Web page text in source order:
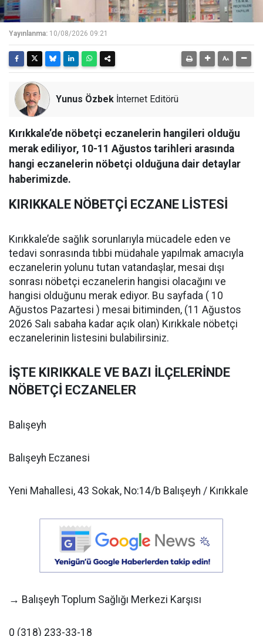
Yayınlanma: 10/08/2026 09:21
Yunus Özbek İnternet Editörü
Kırıkkale’de nöbetçi eczanelerin hangileri olduğu
merak ediliyor, 10-11 Ağustos tarihleri arasında
hangi eczanelerin nöbetçi olduğuna dair detaylar
haberimizde.
KIRIKKALE NÖBETÇİ ECZANE LİSTESİ
Kırıkkale’de sağlık sorunlarıyla mücadele eden ve
tedavi sonrasında tıbbi müdahale yapılmak amacıyla
eczanelerin yolunu tutan vatandaşlar, mesai dışı
sonrası nöbetçi eczanelerin hangisi olacağını ve
hangisi olduğunu merak ediyor. Bu sayfada ( 10
Ağustos Pazartesi ) mesai bitiminden, (11 Ağustos
2026 Salı sabaha kadar açık olan) Kırıkkale nöbetçi
eczanelerinin listesini bulabilirsiniz.
İŞTE KIRIKKALE VE BAZI İLÇELERİNDE
NÖBETÇİ ECZANELER
Balışeyh
Balışeyh Eczanesi
Yeni Mahallesi, 43 Sokak, No:14/b Balışeyh / Kırıkkale
→ Balışeyh Toplum Sağlığı Merkezi Karşısı
0 (318) 233-33-18